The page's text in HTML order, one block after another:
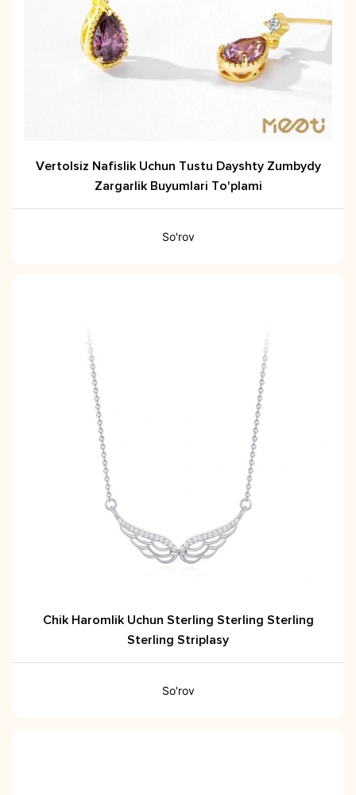
Vertolsiz Nafislik Uchun Tustu Dayshty Zumbydy
Zargarlik Buyumlari To'plami
So'rov
Chik Haromlik Uchun Sterling Sterling Sterling
Sterling Striplasy
So'rov